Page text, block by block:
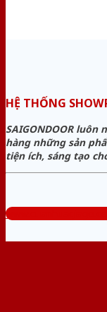
HỆ THỐNG
SAIGONDOOR luôn
hàng những sản
tiện ích, sáng tạo